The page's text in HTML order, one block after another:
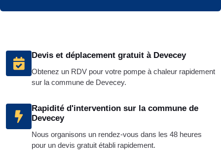
Devis et déplacement gratuit à Devecey
Obtenez un RDV pour votre pompe à chaleur rapidement
sur la commune de Devecey.
Rapidité d'intervention sur la commune de
Devecey
Nous organisons un rendez-vous dans les 48 heures
pour un devis gratuit établi rapidement.